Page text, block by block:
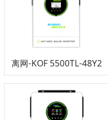
离网-KOF 5500TL-48Y2